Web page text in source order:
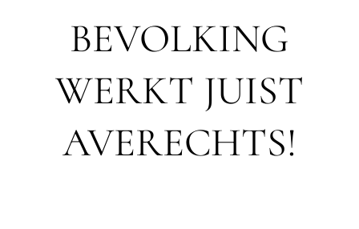
BEVOLKING
WERKT JUIST
AVERECHTS!